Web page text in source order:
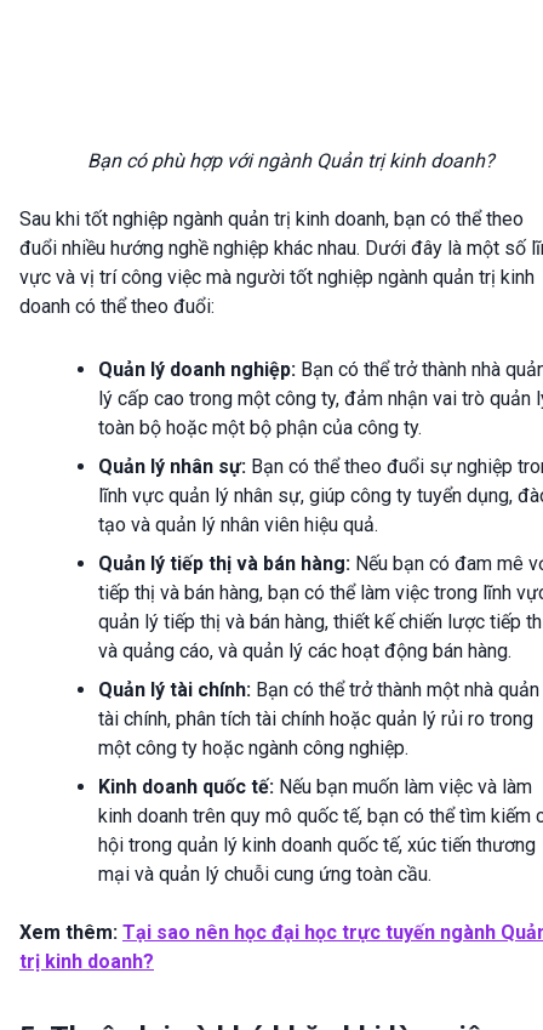
Bạn có phù hợp với ngành Quản trị kinh doanh?
Sau khi tốt nghiệp ngành quản trị kinh doanh, bạn có thể theo
đuổi nhiều hướng nghề nghiệp khác nhau. Dưới đây là một số
vực và vị trí công việc mà người tốt nghiệp ngành quản trị kinh
doanh có thể theo đuổi:
Quản lý doanh nghiệp: Bạn có thể trở thành nhà
lý cấp cao trong một công ty, đảm nhận vai trò quản
toàn bộ hoặc một bộ phận của công ty.
Quản lý nhân sự: Bạn có thể theo đuổi sự nghiệp
lĩnh vực quản lý nhân sự, giúp công ty tuyển dụng,
tạo và quản lý nhân viên hiệu quả.
Quản lý tiếp thị và bán hàng: Nếu bạn có đam mê
tiếp thị và bán hàng, bạn có thể làm việc trong lĩnh
quản lý tiếp thị và bán hàng, thiết kế chiến lược tiếp
và quảng cáo, và quản lý các hoạt động bán hàng.
Quản lý tài chính: Bạn có thể trở thành một nhà
tài chính, phân tích tài chính hoặc quản lý rủi ro trong
một công ty hoặc ngành công nghiệp.
Kinh doanh quốc tế: Nếu bạn muốn làm việc và làm
kinh doanh trên quy mô quốc tế, bạn có thể tìm kiếm
hội trong quản lý kinh doanh quốc tế, xúc tiến thương
mại và quản lý chuỗi cung ứng toàn cầu.
Xem thêm: Tại sao nên học đại học trực tuyến ngành
trị kinh doanh?